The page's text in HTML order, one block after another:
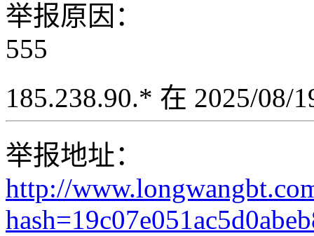
举报原因：
555
185.238.90.* 在 2025/08/
举报地址：
http://